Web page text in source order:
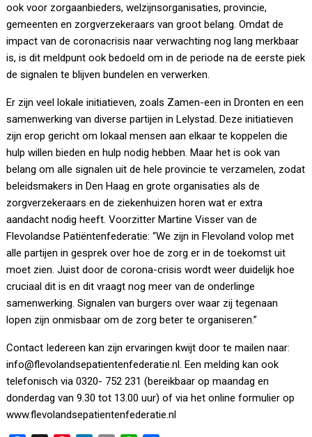
ook voor zorgaanbieders, welzijnsorganisaties, provincie,
gemeenten en zorgverzekeraars van groot belang. Omdat de
impact van de coronacrisis naar verwachting nog lang merkbaar
is, is dit meldpunt ook bedoeld om in de periode na de eerste piek
de signalen te blijven bundelen en verwerken.
Er zijn veel lokale initiatieven, zoals Zamen-een in Dronten en een
samenwerking van diverse partijen in Lelystad. Deze initiatieven
zijn erop gericht om lokaal mensen aan elkaar te koppelen die
hulp willen bieden en hulp nodig hebben. Maar het is ook van
belang om alle signalen uit de hele provincie te verzamelen, zodat
beleidsmakers in Den Haag en grote organisaties als de
zorgverzekeraars en de ziekenhuizen horen wat er extra
aandacht nodig heeft. Voorzitter Martine Visser van de
Flevolandse Patiëntenfederatie: “We zijn in Flevoland volop met
alle partijen in gesprek over hoe de zorg er in de toekomst uit
moet zien. Juist door de corona-crisis wordt weer duidelijk hoe
cruciaal dit is en dit vraagt nog meer van de onderlinge
samenwerking. Signalen van burgers over waar zij tegenaan
lopen zijn onmisbaar om de zorg beter te organiseren.”
Contact Iedereen kan zijn ervaringen kwijt door te mailen naar:
info@flevolandsepatientenfederatie.nl. Een melding kan ook
telefonisch via 0320- 752 231 (bereikbaar op maandag en
donderdag van 9.30 tot 13.00 uur) of via het online formulier op
www.flevolandsepatientenfederatie.nl